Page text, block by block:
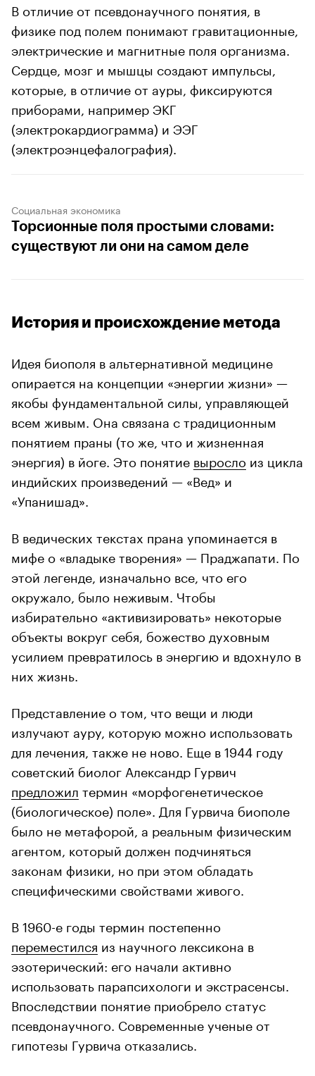
В отличие от псевдонаучного понятия, в
физике под полем понимают гравитационные,
электрические и магнитные поля организма.
Сердце, мозг и мышцы создают импульсы,
которые, в отличие от ауры, фиксируются
приборами, например ЭКГ
(электрокардиограмма) и ЭЭГ
(электроэнцефалография).
Социальная экономика
Торсионные поля простыми словами:
существуют ли они на самом деле
История и происхождение метода
Идея биополя в альтернативной медицине
опирается на концепции «энергии жизни» —
якобы фундаментальной силы, управляющей
всем живым. Она связана с традиционным
понятием праны (то же, что и жизненная
энергия) в йоге. Это понятие выросло из цикла
индийских произведений — «Вед» и
«Упанишад».
В ведических текстах прана упоминается в
мифе о «владыке творения» — Праджапати. По
этой легенде, изначально все, что его
окружало, было неживым. Чтобы
избирательно «активизировать» некоторые
объекты вокруг себя, божество духовным
усилием превратилось в энергию и вдохнуло в
них жизнь.
Представление о том, что вещи и люди
излучают ауру, которую можно использовать
для лечения, также не ново. Еще в 1944 году
советский биолог Александр Гурвич
предложил термин «морфогенетическое
(биологическое) поле». Для Гурвича биополе
было не метафорой, а реальным физическим
агентом, который должен подчиняться
законам физики, но при этом обладать
специфическими свойствами живого.
В 1960-е годы термин постепенно
переместился из научного лексикона в
эзотерический: его начали активно
использовать парапсихологи и экстрасенсы.
Впоследствии понятие приобрело статус
псевдонаучного. Современные ученые от
гипотезы Гурвича отказались.